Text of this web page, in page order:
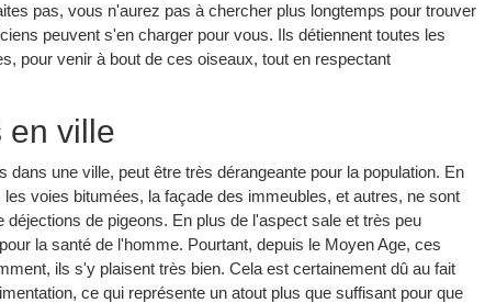
pas, vous n'aurez pas à chercher plus longtemps pour trouver
peuvent s'en charger pour vous. Ils détiennent toutes les
pour venir à bout de ces oiseaux, tout en respectant
en ville
une ville, peut être très dérangeante pour la population. En
voies bitumées, la façade des immeubles, et autres, ne sont
de pigeons. En plus de l'aspect sale et très peu
la santé de l'homme. Pourtant, depuis le Moyen Age, ces
ils s'y plaisent très bien. Cela est certainement dû au fait
ce qui représente un atout plus que suffisant pour que